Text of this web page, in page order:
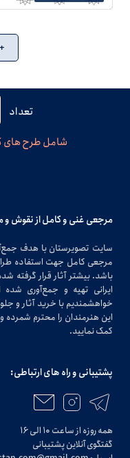
تعداد
شامل طرح های
مرجعی غنی و کامل از نقوش و
سایت تصویرستان با هدف
مرجعی کامل جهت استفاده
باشد. بیشتر آثار قرار گرفته
ایرانی تهیه و جمع‌آوری
خواهشمندیم با خرید آثار و
این هنرمندان را محترم شمرده
کمک نمایید.
پشتیبانی و راه های ارتباطی:
همه روزه از ساعت ۱۰ الی ۱۶
گفتگوی آنلاین پشتیبانی